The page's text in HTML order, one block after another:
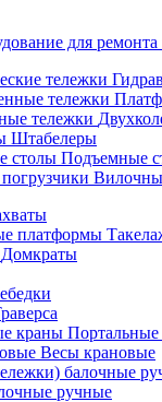
для ремонта
Штабелеры
Подъемные
Домкраты
Весы крановые
ручные